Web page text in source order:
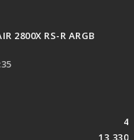
2800X RS-R ARGB
4
13,330